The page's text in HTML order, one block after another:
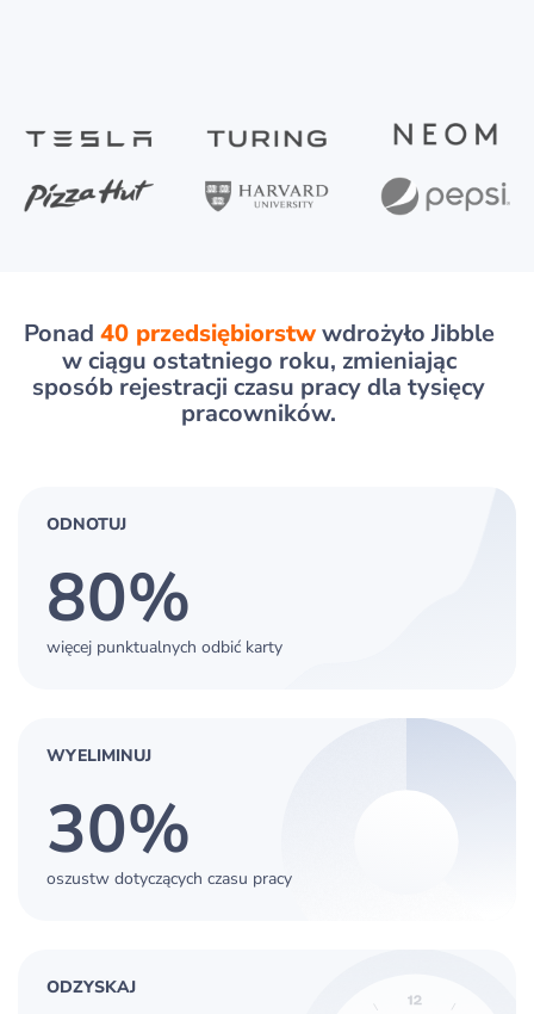
Ponad 40 przedsiębiorstwwdrożyło Jibble
w ciągu ostatniego roku, zmieniając
sposób rejestracji czasu pracy dla tysięcy
pracowników.
ODNOTUJ
80%
więcej punktualnych odbić karty
WYELIMINUJ
30%
oszustw dotyczących czasu pracy
ODZYSKAJ